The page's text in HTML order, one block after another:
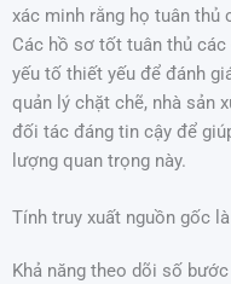
xác minh rằng họ tuân thủ
Các hồ sơ tốt tuân thủ
yếu tố thiết yếu để đánh
quản lý chặt chẽ, nhà sản
đối tác đáng tin cậy để
lượng quan trọng này.
Tính truy xuất nguồn gốc
Khả năng theo dõi số